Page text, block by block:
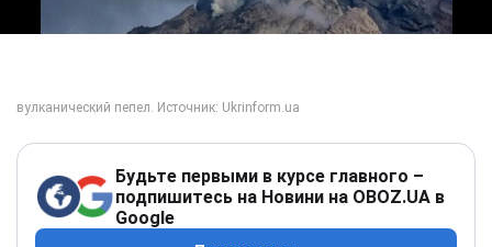
Будьте первыми в курсе главного –
подпишитесь на Новини на OBOZ.UA в
Google